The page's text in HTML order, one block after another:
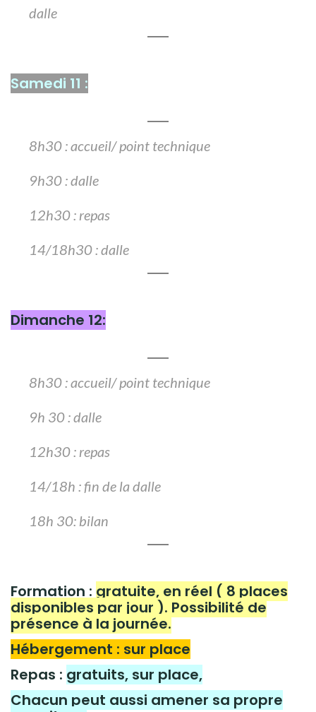
dalle
Samedi 11 :
8h30 : accueil/ point technique
9h30 : dalle
12h30 : repas
14/18h30 : dalle
Dimanche 12:
8h30 : accueil/ point technique
9h 30 : dalle
12h30 : repas
14/18h : fin de la dalle
18h 30: bilan
Formation : gratuite, en réel ( 8 places
disponibles par jour ). Possibilité de
présence à la journée.
Hébergement : sur place
Repas : gratuits, sur place,
Chacun peut aussi amener sa propre